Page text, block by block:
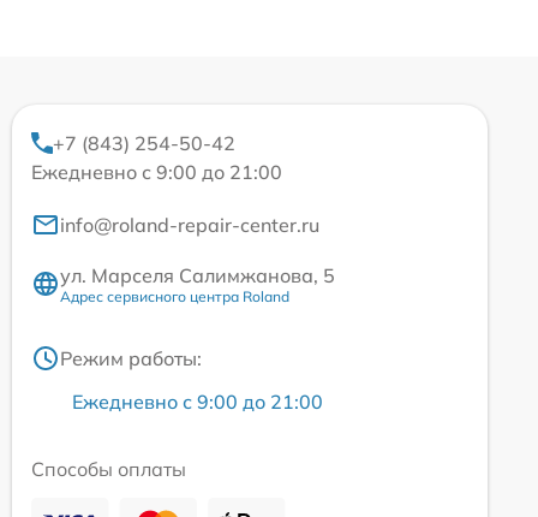
+7 (843) 254-50-42
Ежедневно с 9:00 до 21:00
info@roland-repair-center.ru
ул. Марселя Салимжанова, 5
Адрес сервисного центра Roland
Режим работы:
Ежедневно с 9:00 до 21:00
Способы оплаты